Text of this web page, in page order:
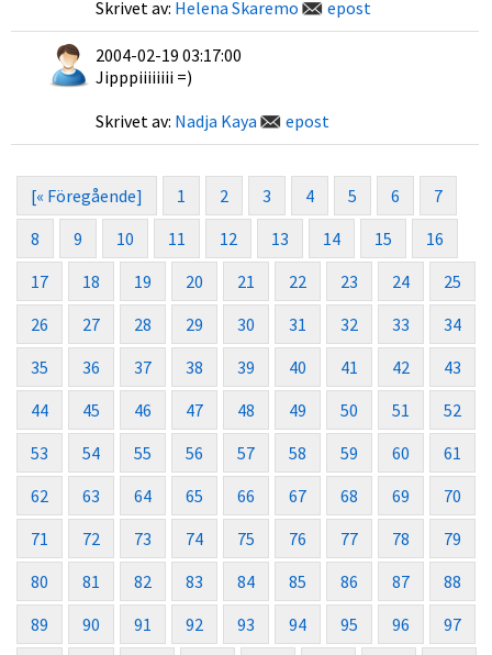
Skrivet av: Helena Skaremo epost
2004-02-19 03:17:00
Jipppiiiiiiii =)
Skrivet av: Nadja Kaya epost
[« Föregående] 1 2 3 4 5 6
7
8
9 10 11 12 13 14 15
16
17
18 19 20 21 22 23 24
25
26
27 28 29 30 31 32 33
34
35
36 37 38 39 40 41 42
43
44
45 46 47 48 49 50 51
52
53
54 55 56 57 58 59 60
61
62
63 64 65 66 67 68 69
70
71
72 73 74 75 76 77 78
79
80
81 82 83 84 85 86 87
88
89
90 91 92 93 94 95 96
97